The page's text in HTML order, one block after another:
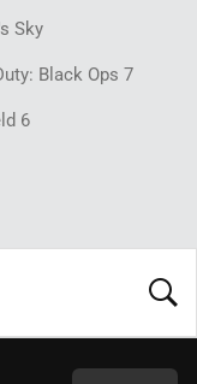
Sky
Black Ops 7
6